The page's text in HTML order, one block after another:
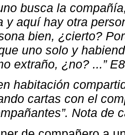
busca la
y aquí hay otra
bien, ¿cierto?
uno solo y
extraño, ¿no? ...” E8
habitación
cartas con el
Nota de